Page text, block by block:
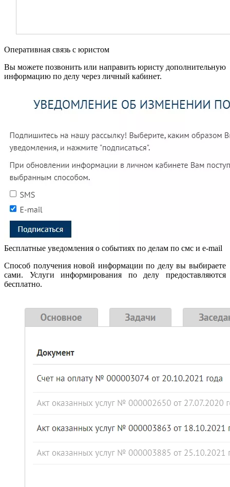
Оперативная связь с юристом
Вы можете позвонить или направить юристу дополнительную
информацию по делу через личный кабинет.
Бесплатные уведомления о событиях по делам по смс и e-mail
Способ получения новой информации по делу вы выбираете
сами. Услуги информирования по делу предоставляются
бесплатно.